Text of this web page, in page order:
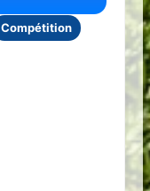
Compétition